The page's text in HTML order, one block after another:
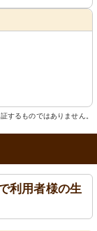
するものではありません。
利用者様の生